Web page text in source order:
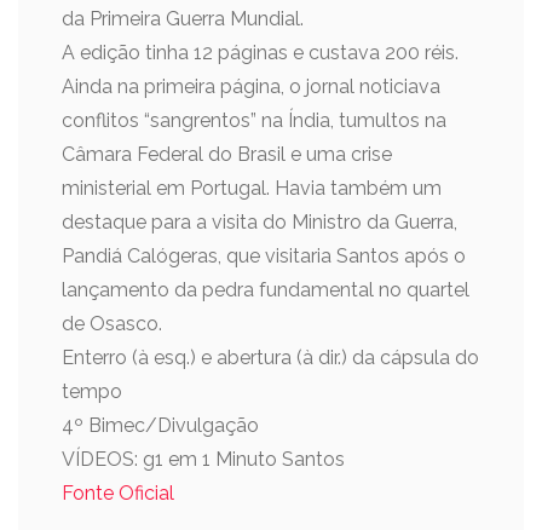
da Primeira Guerra Mundial.
A edição tinha 12 páginas e custava 200 réis.
Ainda na primeira página, o jornal noticiava
conflitos “sangrentos” na Índia, tumultos na
Câmara Federal do Brasil e uma crise
ministerial em Portugal. Havia também um
destaque para a visita do Ministro da Guerra,
Pandiá Calógeras, que visitaria Santos após o
lançamento da pedra fundamental no quartel
de Osasco.
Enterro (à esq.) e abertura (à dir.) da cápsula do
tempo
4º Bimec/Divulgação
VÍDEOS: g1 em 1 Minuto Santos
Fonte Oficial